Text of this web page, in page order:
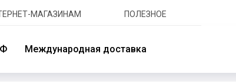
МАГАЗИНАМ ПОЛЕЗНОЕ
Международная доставка